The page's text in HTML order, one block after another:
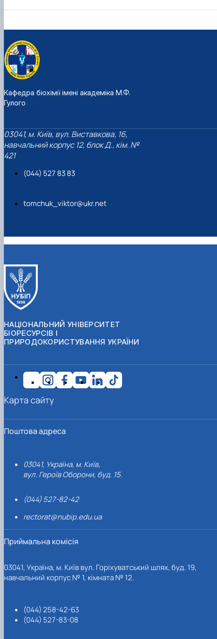
Кафедра біохімії імені академіка М.Ф.
Гулого
03041, м. Київ, вул. Виставкова, 16,
навчальний корпус 12, блок Д., кім. №
421
(044) 527 83 83
tomchuk_viktor@ukr.net
НАЦІОНАЛЬНИЙ УНІВЕРСИТЕТ
БІОРЕСУРСІВ І
ПРИРОДОКОРИСТУВАННЯ УКРАЇНИ
Поштова адреса
03041, Україна, м. Київ,
вул. Героїв Оборони, буд. 15.
(044) 527-82-42
rectorat@nubip.edu.ua
Приймальна комісія
03041, Україна, м. Київ вул. Горіхуватський шлях, буд. 19,
навчальний корпус № 1, кімната № 12.
(044) 258-42-63
(044) 527-83-08
Карта сайту